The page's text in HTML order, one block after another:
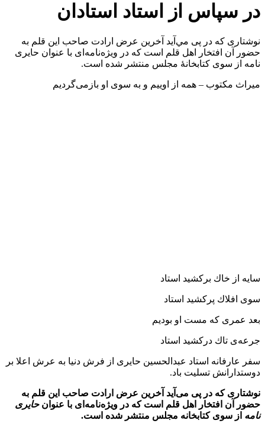
در سپاس از استاد استادان
نوشتاری كه در پی مي‌آيد آخرين عرض ارادت صاحب اين قلم به
حضور آن افتخار اهل قلم است كه در ويژه‌نامه‌ای با عنوان حايری
نامه از سوی كتابخانۀ مجلس منتشر شده است.
میراث مکتوب – همه از اوییم و به سوی او بازمی‌گردیم
سایه از خاك بركشید استاد
سوی افلاك پركشید استاد
بعد عمری كه مست او بودیم
جرعه‌ی تاك دركشید استاد
سفر عارفانه استاد عبدالحسین حایری از فرش دنیا به عرش اعلا بر
دوستدارانش تسلیت باد.
نوشتاری كه در پی می‌آید آخرین عرض ارادت صاحب این قلم به
حضور آن افتخار اهل قلم است كه در ویژه‌نامه‌ای با عنوان حایری
نامه از سوی كتابخانه مجلس منتشر شده است.